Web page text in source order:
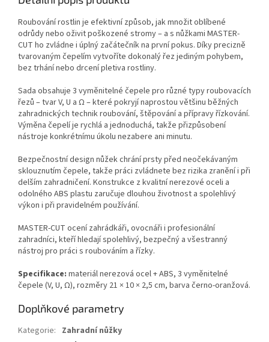
Roubování rostlin je efektivní způsob, jak množit oblíbené
odrůdy nebo oživit poškozené stromy – a s nůžkami MASTER-
CUT ho zvládne i úplný začátečník na první pokus. Díky precizně
tvarovaným čepelím vytvoříte dokonalý řez jediným pohybem,
bez trhání nebo drcení pletiva rostliny.
Sada obsahuje 3 vyměnitelné čepele pro různé typy roubovacích
řezů – tvar V, U a Ω – které pokryjí naprostou většinu běžných
zahradnických technik roubování, štěpování a přípravy řízkování.
Výměna čepelí je rychlá a jednoduchá, takže přizpůsobení
nástroje konkrétnímu úkolu nezabere ani minutu.
Bezpečnostní design nůžek chrání prsty před neočekávaným
sklouznutím čepele, takže práci zvládnete bez rizika zranění i při
delším zahradničení. Konstrukce z kvalitní nerezové oceli a
odolného ABS plastu zaručuje dlouhou životnost a spolehlivý
výkon i při pravidelném používání.
MASTER-CUT ocení zahrádkáři, ovocnáři i profesionální
zahradníci, kteří hledají spolehlivý, bezpečný a všestranný
nástroj pro práci s roubováním a řízky.
Specifikace: materiál nerezová ocel + ABS, 3 vyměnitelné
čepele (V, U, Ω), rozměry 21 × 10 × 2,5 cm, barva černo-oranžová.
Doplňkové parametry
Kategorie: Zahradní nůžky